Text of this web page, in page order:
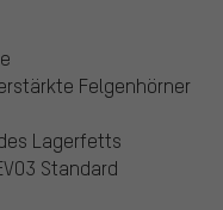
Felgenhörner
Lagerfetts
Standard